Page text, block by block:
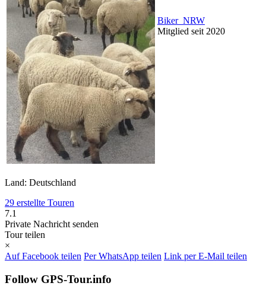
Biker_NRW
Mitglied seit 2020
Land: Deutschland
29 erstellte Touren
7.1
Private Nachricht senden
Tour teilen
×
Auf Facebook teilen Per WhatsApp teilen Link per E-Mail teilen
Follow GPS-Tour.info